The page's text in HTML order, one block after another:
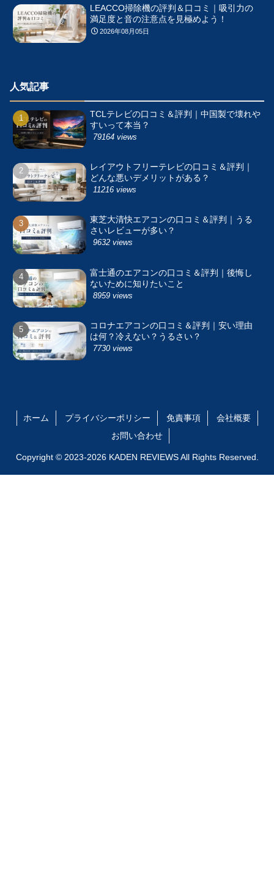
LEACCO掃除機の評判＆口コミ｜吸引力の
満足度と音の注意点を見極めよう！
2026年08月05日
人気記事
TCLテレビの口コミ＆評判｜中国製で壊れや
すいって本当？
79164 views
レイアウトフリーテレビの口コミ＆評判｜
どんな悪いデメリットがある？
11216 views
東芝大清快エアコンの口コミ＆評判｜うる
さいレビューが多い？
9632 views
富士通のエアコンの口コミ＆評判｜後悔し
ないために知りたいこと
8959 views
コロナエアコンの口コミ＆評判｜安い理由
は何？冷えない？うるさい？
7730 views
ホーム プライバシーポリシー 免責事項
会社概要
お問い合わせ
Copyright © 2023-2026 KADEN REVIEWS All Rights Reserved.